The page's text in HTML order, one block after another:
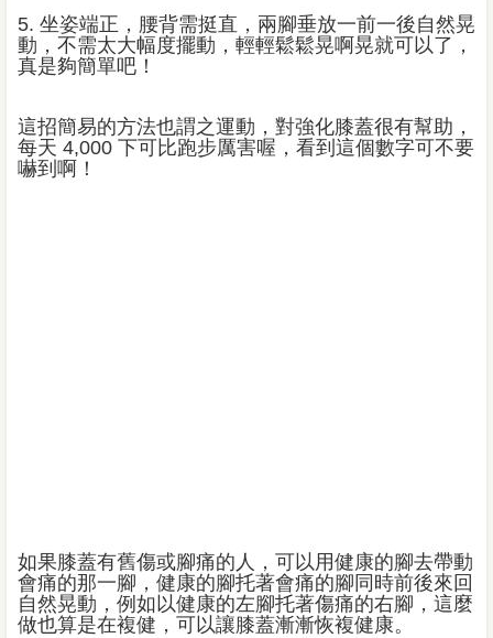
5. 坐姿端正，腰背需挺直，兩腳垂放一前一後自然晃
動，不需太大幅度擺動，輕輕鬆鬆晃啊晃就可以了，
真是夠簡單吧！
這招簡易的方法也謂之運動，對強化膝蓋很有幫助，
每天 4,000 下可比跑步厲害喔，看到這個數字可不要
嚇到啊！
如果膝蓋有舊傷或腳痛的人，可以用健康的腳去帶動
會痛的那一腳，健康的腳托著會痛的腳同時前後來回
自然晃動，例如以健康的左腳托著傷痛的右腳，這麼
做也算是在複健，可以讓膝蓋漸漸恢複健康。